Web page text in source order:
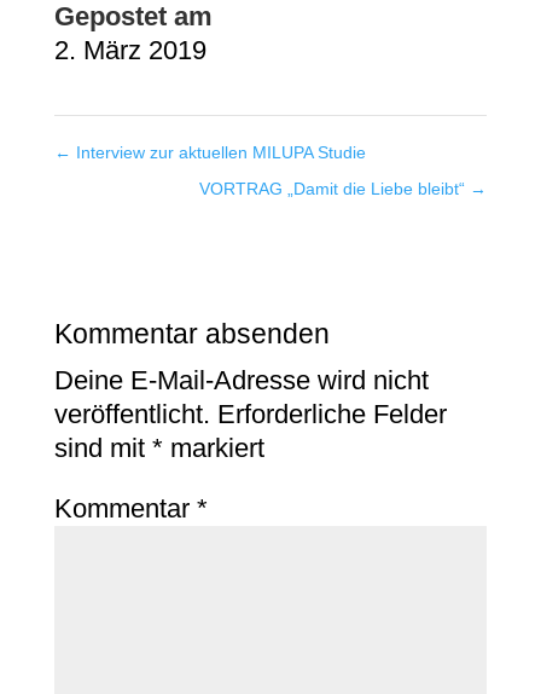
Gepostet am
2. März 2019
← Interview zur aktuellen MILUPA Studie
VORTRAG „Damit die Liebe bleibt“ →
Kommentar absenden
Deine E-Mail-Adresse wird nicht
veröffentlicht. Erforderliche Felder
sind mit * markiert
Kommentar *